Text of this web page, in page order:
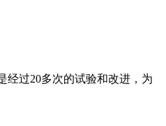
经过20多次的试验和改进，为